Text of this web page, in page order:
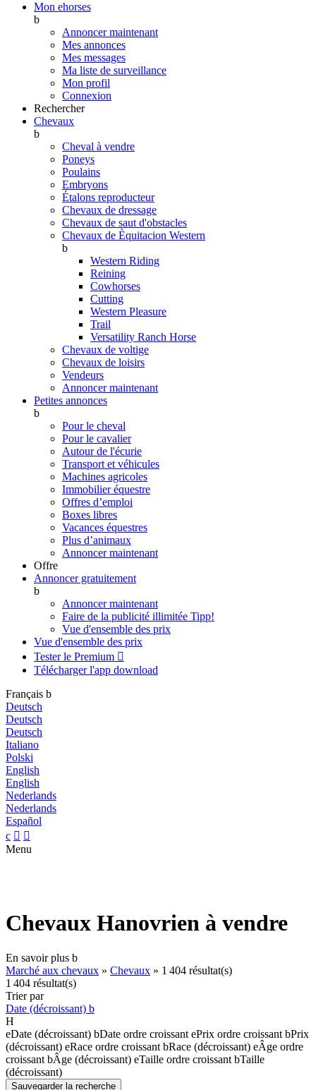
Mon ehorses
b
Annoncer maintenant
Mes annonces
Mes messages
Ma liste de surveillance
Mon profil
Connexion
Rechercher
Chevaux
b
Cheval à vendre
Poneys
Poulains
Embryons
Étalons reproducteur
Chevaux de dressage
Chevaux de saut d'obstacles
Chevaux de Èquitacion Western
b
Western Riding
Reining
Cowhorses
Cutting
Western Pleasure
Trail
Versatility Ranch Horse
Chevaux de voltige
Chevaux de loisirs
Vendeurs
Annoncer maintenant
Petites annonces
b
Pour le cheval
Pour le cavalier
Autour de l'écurie
Transport et véhicules
Machines agricoles
Immobilier équestre
Offres d’emploi
Boxes libres
Vacances équestres
Plus d’animaux
Annoncer maintenant
Offre
Annoncer gratuitement
b
Annoncer maintenant
Faire de la publicité illimitée Tipp!
Vue d'ensemble des prix
Vue d'ensemble des prix
Tester le Premium 
Télécharger l'app download
Français b
Deutsch
Deutsch
Deutsch
Italiano
Polski
English
English
Nederlands
Nederlands
Español
c  
Menu
Chevaux Hanovrien à vendre
En savoir plus b
Marché aux chevaux » Chevaux » 1 404 résultat(s)
1 404 résultat(s)
Trier par
Date (décroissant) b
H
eDate (décroissant) bDate ordre croissant ePrix ordre croissant bPrix
(décroissant) eRace ordre croissant bRace (décroissant) eÂge ordre
croissant bÂge (décroissant) eTaille ordre croissant bTaille
(décroissant)
Sauvegarder la recherche